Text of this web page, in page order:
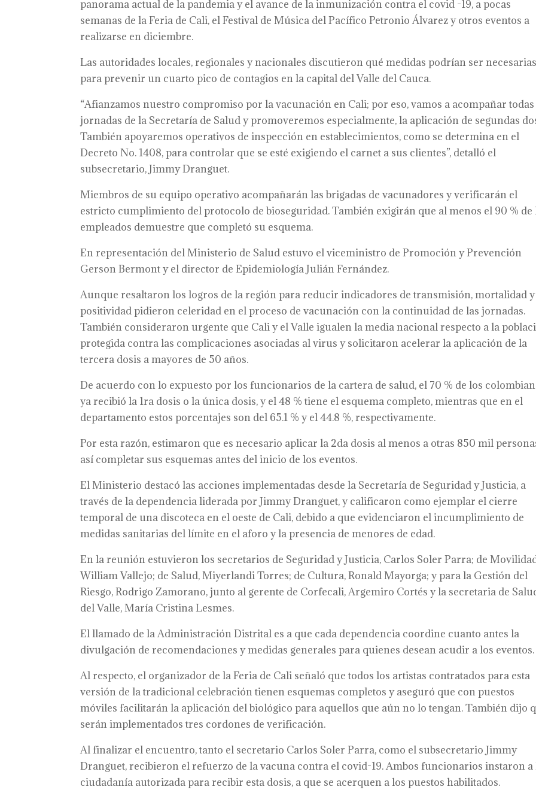
panorama actual de la pandemia y el avance de la inmunización contra el covid -19, a pocas
semanas de la Feria de Cali, el Festival de Música del Pacífico Petronio Álvarez y otros eventos a
realizarse en diciembre.
Las autoridades locales, regionales y nacionales discutieron qué medidas podrían ser necesarias
para prevenir un cuarto pico de contagios en la capital del Valle del Cauca.
“Afianzamos nuestro compromiso por la vacunación en Cali; por eso, vamos a acompañar todas
jornadas de la Secretaría de Salud y promoveremos especialmente, la aplicación de segundas
También apoyaremos operativos de inspección en establecimientos, como se determina en el
Decreto No. 1408, para controlar que se esté exigiendo el carnet a sus clientes”, detalló el
subsecretario, Jimmy Dranguet.
Miembros de su equipo operativo acompañarán las brigadas de vacunadores y verificarán el
estricto cumplimiento del protocolo de bioseguridad. También exigirán que al menos el 90 % de
empleados demuestre que completó su esquema.
En representación del Ministerio de Salud estuvo el viceministro de Promoción y Prevención
Gerson Bermont y el director de Epidemiología Julián Fernández.
Aunque resaltaron los logros de la región para reducir indicadores de transmisión, mortalidad y
positividad pidieron celeridad en el proceso de vacunación con la continuidad de las jornadas.
También consideraron urgente que Cali y el Valle igualen la media nacional respecto a la
protegida contra las complicaciones asociadas al virus y solicitaron acelerar la aplicación de la
tercera dosis a mayores de 50 años.
De acuerdo con lo expuesto por los funcionarios de la cartera de salud, el 70 % de los
ya recibió la 1ra dosis o la única dosis, y el 48 % tiene el esquema completo, mientras que en el
departamento estos porcentajes son del 65.1 % y el 44.8 %, respectivamente.
Por esta razón, estimaron que es necesario aplicar la 2da dosis al menos a otras 850 mil
así completar sus esquemas antes del inicio de los eventos.
El Ministerio destacó las acciones implementadas desde la Secretaría de Seguridad y Justicia, a
través de la dependencia liderada por Jimmy Dranguet, y calificaron como ejemplar el cierre
temporal de una discoteca en el oeste de Cali, debido a que evidenciaron el incumplimiento de
medidas sanitarias del límite en el aforo y la presencia de menores de edad.
En la reunión estuvieron los secretarios de Seguridad y Justicia, Carlos Soler Parra; de
William Vallejo; de Salud, Miyerlandi Torres; de Cultura, Ronald Mayorga; y para la Gestión del
Riesgo, Rodrigo Zamorano, junto al gerente de Corfecali, Argemiro Cortés y la secretaria de
del Valle, María Cristina Lesmes.
El llamado de la Administración Distrital es a que cada dependencia coordine cuanto antes la
divulgación de recomendaciones y medidas generales para quienes desean acudir a los eventos.
Al respecto, el organizador de la Feria de Cali señaló que todos los artistas contratados para esta
versión de la tradicional celebración tienen esquemas completos y aseguró que con puestos
móviles facilitarán la aplicación del biológico para aquellos que aún no lo tengan. También dijo
serán implementados tres cordones de verificación.
Al finalizar el encuentro, tanto el secretario Carlos Soler Parra, como el subsecretario Jimmy
Dranguet, recibieron el refuerzo de la vacuna contra el covid-19. Ambos funcionarios instaron a
ciudadanía autorizada para recibir esta dosis, a que se acerquen a los puestos habilitados.